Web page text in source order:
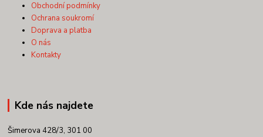
Obchodní podmínky
Ochrana soukromí
Doprava a platba
O nás
Kontakty
Kde nás najdete
Šimerova 428/3, 301 00